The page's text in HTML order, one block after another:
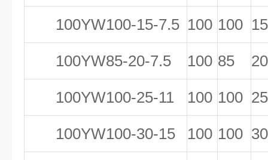
100YW100-15-7.5 100 100 15
100YW85-20-7.5 100 85 20
100YW100-25-11 100 100 25
100YW100-30-15 100 100 30